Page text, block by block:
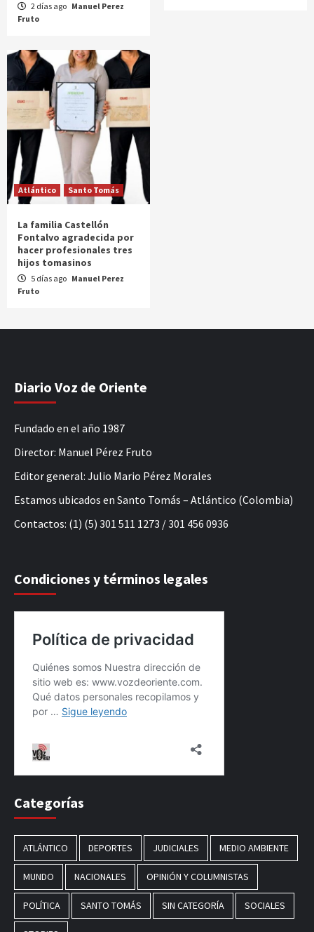
2 días ago Manuel Perez
Fruto
Atlántico Santo Tomás
La familia Castellón
Fontalvo agradecida por
hacer profesionales tres
hijos tomasinos
5 días ago Manuel Perez
Fruto
Diario Voz de Oriente
Fundado en el año 1987
Director: Manuel Pérez Fruto
Editor general: Julio Mario Pérez Morales
Estamos ubicados en Santo Tomás – Atlántico (Colombia)
Contactos: (1) (5) 301 511 1273 / 301 456 0936
Condiciones y términos legales
Categorías
ATLÁNTICO DEPORTES JUDICIALES MEDIO AMBIENTE
MUNDO NACIONALES OPINIÓN Y COLUMNISTAS
POLÍTICA SANTO TOMÁS SIN CATEGORÍA SOCIALES